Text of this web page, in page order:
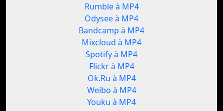
Rumble à MP4
Odysee à MP4
Bandcamp à MP4
Mixcloud à MP4
Spotify à MP4
Flickr à MP4
Ok.Ru à MP4
Weibo à MP4
Youku à MP4